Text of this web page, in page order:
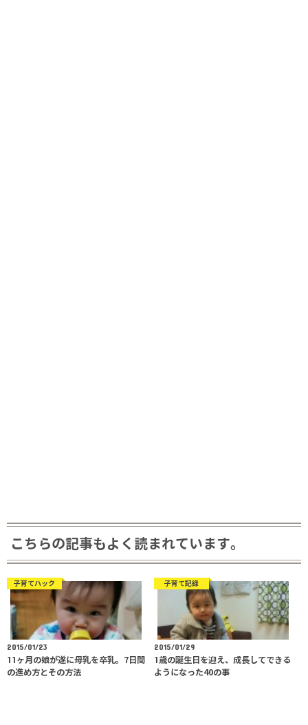
こちらの記事もよく読まれています。
2015/01/23
11ヶ月の娘が遂に母乳を卒乳。7日間
の進め方とその方法
子育てハック
2015/01/29
1歳の誕生日を迎え、成長してできる
ようになった40の事
子育て記録